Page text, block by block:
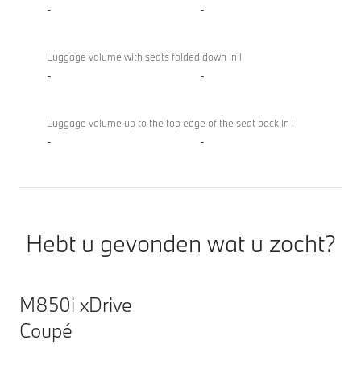
- -
Luggage volume with seats folded down in l
- -
Luggage volume up to the top edge of the seat back in l
- -
Hebt u gevonden wat u zocht?
M850i xDrive
Coupé